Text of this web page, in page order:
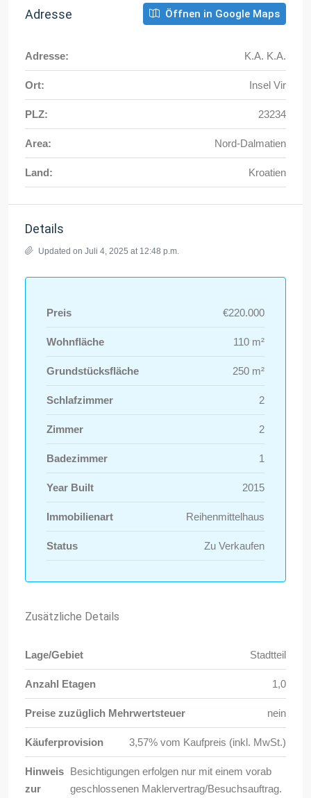
Adresse Öffnen in Google Maps
Adresse: K.A. K.A.
Ort: Insel Vir
PLZ: 23234
Area: Nord-Dalmatien
Land: Kroatien
Details
Updated on Juli 4, 2025 at 12:48 p.m.
Preis €220.000
Wohnfläche 110 m²
Grundstücksfläche 250 m²
Schlafzimmer 2
Zimmer 2
Badezimmer 1
Year Built 2015
Immobilienart Reihenmittelhaus
Status Zu Verkaufen
Zusätzliche Details
Lage/Gebiet Stadtteil
Anzahl Etagen 1,0
Preise zuzüglich Mehrwertsteuer nein
Käuferprovision 3,57% vom Kaufpreis (inkl. MwSt.)
Hinweis
zur
Besichtigungen erfolgen nur mit einem vorab
geschlossenen Maklervertrag/Besuchsauftrag.